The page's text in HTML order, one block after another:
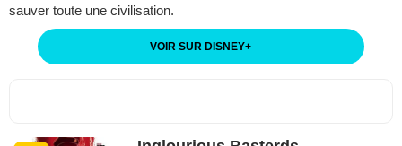
sauver toute une civilisation.
VOIR SUR DISNEY+